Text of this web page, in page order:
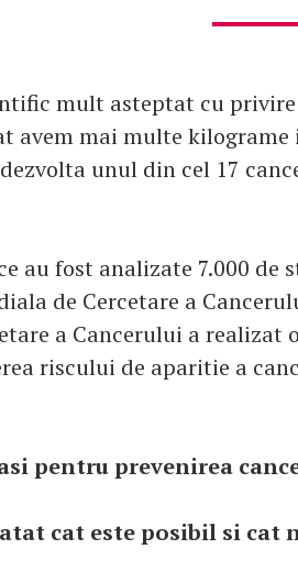
mult asteptat cu
avem mai multe
unul din cel 17
au fost analizate 7.000
de Cercetare a
a Cancerului a realizat
riscului de aparitie a
pentru prevenirea
cat este posibil si cat